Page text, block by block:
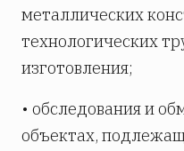
металлических
технологических
изготовления;
• обследования и
объектах,